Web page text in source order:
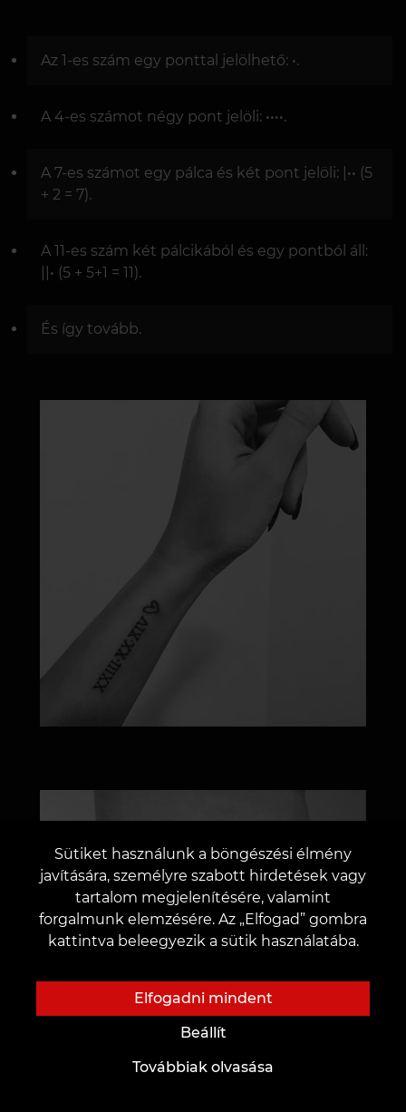
Az 1-es szám egy ponttal jelölhető: •.
A 4-es számot négy pont jelöli: ••••.
A 7-es számot egy pálca és két pont jelöli: |•• (5
+ 2 = 7).
A 11-es szám két pálcikából és egy pontból áll:
||• (5 + 5+1 = 11).
És így tovább.
Sütiket használunk a böngészési élmény
javítására, személyre szabott hirdetések vagy
tartalom megjelenítésére, valamint
forgalmunk elemzésére. Az „Elfogad” gombra
kattintva beleegyezik a sütik használatába.
Elfogadni mindent
Beállít
Továbbiak olvasása